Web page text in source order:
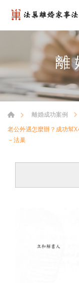
離
離婚成功案例
老公外遇怎麼辦？成功幫
－法巢